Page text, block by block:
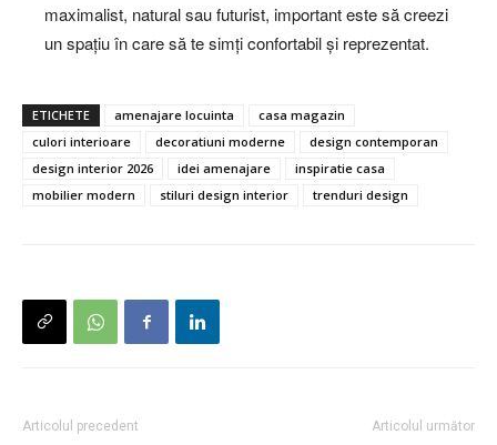
maximalist, natural sau futurist, important este să creezi
un spațiu în care să te simți confortabil și reprezentat.
ETICHETE amenajare locuinta
casa magazin
culori interioare
decoratiuni moderne
design contemporan
design interior 2026
idei amenajare
inspiratie casa
mobilier modern
stiluri design interior trenduri design
Articolul precedent Articolul următor